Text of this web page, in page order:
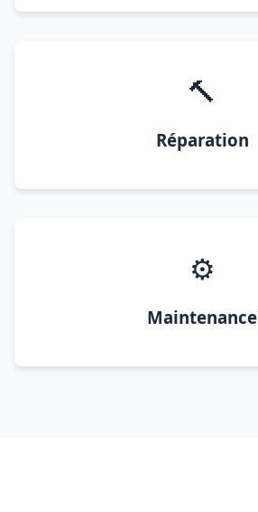
🔨
Réparation
⚙️
Maintenance